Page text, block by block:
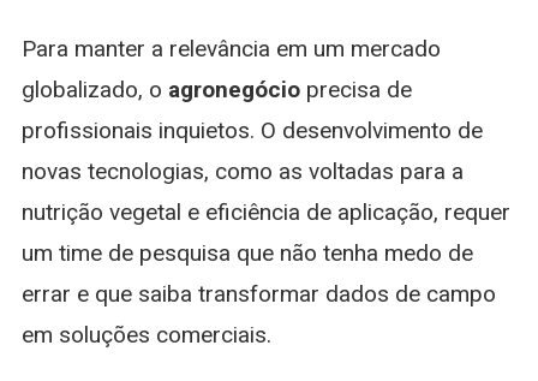
Para manter a relevância em um mercado
globalizado, o agronegócioprecisa de
profissionais inquietos. O desenvolvimento de
novas tecnologias, como as voltadas para a
nutrição vegetal e eficiência de aplicação, requer
um time de pesquisa que não tenha medo de
errar e que saiba transformar dados de campo
em soluções comerciais.